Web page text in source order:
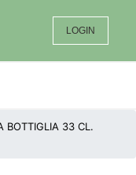
LOGIN
BOTTIGLIA 33 CL.